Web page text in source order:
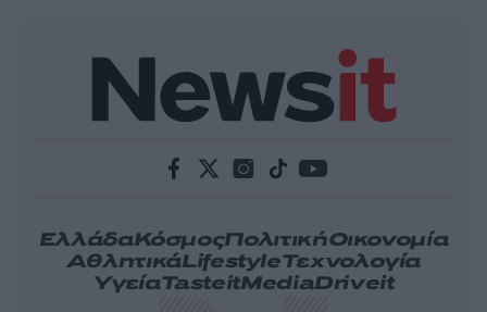
ΕλλάδαΚόσμοςΠολιτικήΟικονομία
ΑθλητικάLifestyleΤεχνολογία
ΥγείαTasteitMediaDriveit